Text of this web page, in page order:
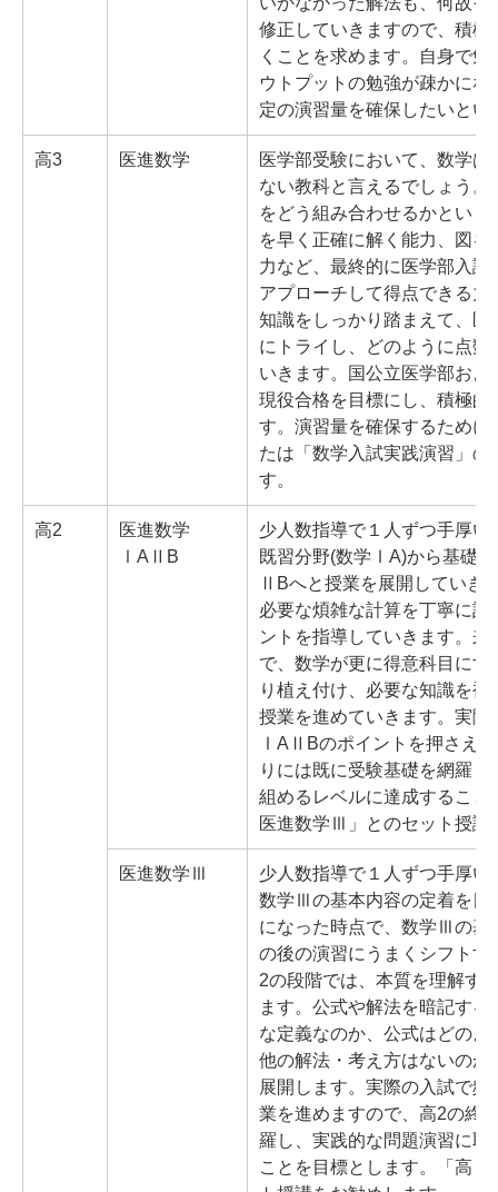
修正していきますので、積
くことを求めます。自身で
ウトプットの勉強が疎かに
定の演習量を確保したいとい
高3 医進数学
医学部受験において、数学
ない教科と言えるでしょう
をどう組み合わせるかとい
を早く正確に解く能力、図
力など、最終的に医学部入
アプローチして得点できる
知識をしっかり踏まえて、
にトライし、どのように点
いきます。国公立医学部お
現役合格を目標にし、積極的
す。演習量を確保するため
たは「数学入試実践演習」
す。
高2
医進数学
ⅠAⅡB
少人数指導で１人ずつ手厚
既習分野(数学ⅠA)から基礎
ⅡBへと授業を展開していき
必要な煩雑な計算を丁寧に
ントを指導していきます。
で、数学が更に得意科目に
り植え付け、必要な知識を
授業を進めていきます。実際
ⅠAⅡBのポイントを押さえ
りには既に受験基礎を網羅
組めるレベルに達成するこ
医進数学Ⅲ」とのセット授講
医進数学Ⅲ
少人数指導で１人ずつ手厚
数学Ⅲの基本内容の定着を目
になった時点で、数学Ⅲの基
の後の演習にうまくシフト
2の段階では、本質を理解す
ます。公式や解法を暗記す
な定義なのか、公式はどの
他の解法・考え方はないの
展開します。実際の入試で
業を進めますので、高2の終
羅し、実践的な問題演習に
ことを目標とします。「高